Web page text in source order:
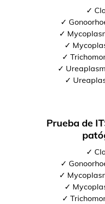
✓
✓
✓
✓
✓
✓
✓
Prueba de
✓
✓
✓
✓
✓